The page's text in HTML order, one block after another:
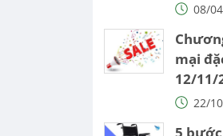
08/
mại
12/11/
22/
5